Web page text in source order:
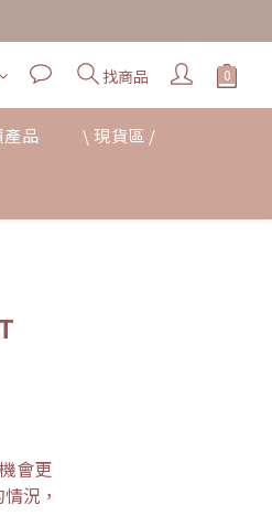
找商品
產品 \ 現貨區 /
會更
況，